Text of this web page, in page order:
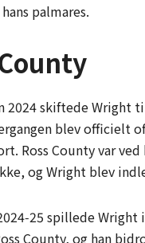
palmares.
2024 skiftede Wright
blev officielt
Ross County var
og Wright blev
spillede
County, og han